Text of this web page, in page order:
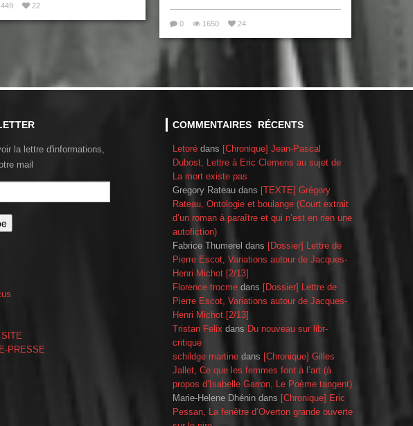
0 1650 24
22
la lettre d'informations,
mail
PRESSE
COMMENTAIRES RÉCENTS
Letoré dans [Chronique] Jean-Pascal
Dubost, Lettre à Eric Clemens au sujet de
La mort existe pas
Gregory Rateau dans [TEXTE] Grégory
Rateau, Ontologie et boulange (Court extrait
d’un roman à paraître et qui n’est en rien une
autofiction)
Fabrice Thumerel dans [Dossier] Lettre de
Pierre Escot, Variations autour de Jacques-
Henri Michot [2/13]
Florence trocme dans [Dossier] Lettre de
Pierre Escot, Variations autour de Jacques-
Henri Michot [2/13]
Tristan Felix dans Du nouveau sur libr-
critique
schildge martine dans [Chronique] Gilles
Jallet, Ce que les femmes font à l’art (à
propos d’Isabelle Garron, Le Poème tangent)
Marie-Helene Dhénin dans [Chronique] Eric
Pessan, La fenêtre d’Overton grande ouverte